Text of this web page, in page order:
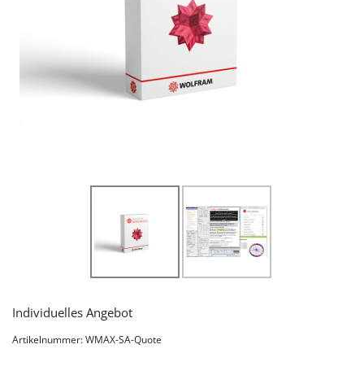
Individuelles Angebot
Artikelnummer: WMAX-SA-Quote